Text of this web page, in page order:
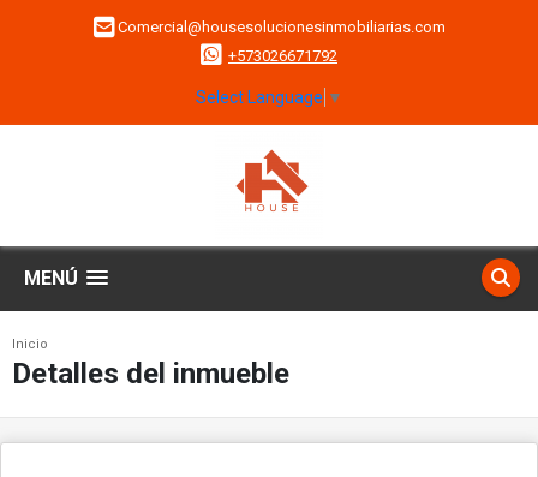
Comercial@housesolucionesinmobiliarias.com
+573026671792
Select Language ▼
MENÚ
Inicio
Detalles del inmueble